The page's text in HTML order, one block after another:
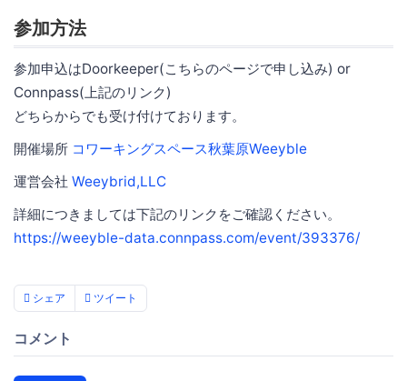
参加方法
参加申込はDoorkeeper(こちらのページで申し込み) or
Connpass(上記のリンク)
どちらからでも受け付けております。
開催場所 コワーキングスペース秋葉原Weeyble
運営会社 Weeybrid,LLC
詳細につきましては下記のリンクをご確認ください。
https://weeyble-data.connpass.com/event/393376/
シェア ツイート
コメント